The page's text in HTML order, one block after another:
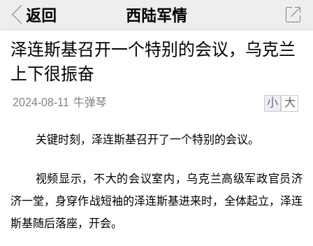
返回 西陆军情
泽连斯基召开一个特别的会议，乌克兰
上下很振奋
2024-08-11 牛弹琴 小 大
关键时刻，泽连斯基召开了一个特别的会议。
视频显示，不大的会议室内，乌克兰高级军政官员济
济一堂，身穿作战短袖的泽连斯基进来时，全体起立，泽连
斯基随后落座，开会。